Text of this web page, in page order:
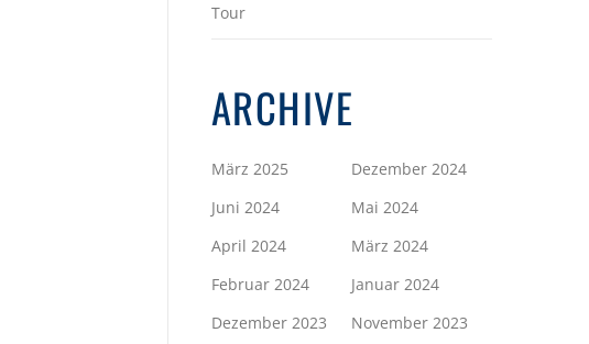
Tour
ARCHIVE
März 2025
Dezember 2024
Juni 2024
Mai 2024
April 2024
März 2024
Februar 2024
Januar 2024
Dezember 2023
November 2023